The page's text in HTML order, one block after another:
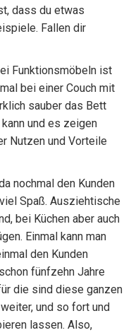
dass du etwas
Fallen dir
Funktionsmöbeln ist
bei einer Couch mit
sauber das Bett
und es zeigen
Nutzen und Vorteile
nochmal den Kunden
Spaß. Ausziehtische
bei Küchen aber auch
Einmal kann man
den Kunden
fünfzehn Jahre
die sind diese ganzen
und so fort und
lassen. Also,